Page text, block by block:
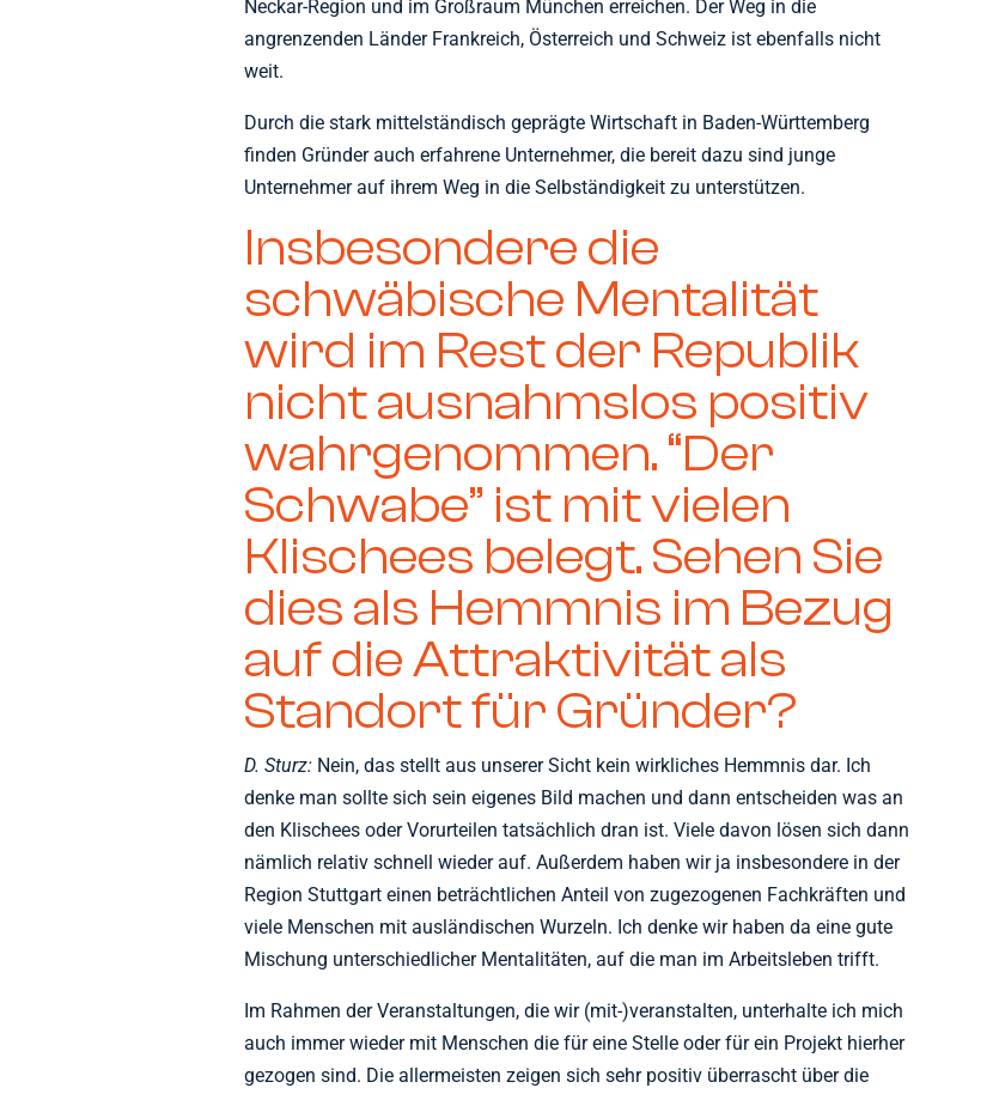
Neckar-Region und im Großraum München erreichen. Der Weg in die
angrenzenden Länder Frankreich, Österreich und Schweiz ist ebenfalls nicht
weit.
Durch die stark mittelständisch geprägte Wirtschaft in Baden-Württemberg
finden Gründer auch erfahrene Unternehmer, die bereit dazu sind junge
Unternehmer auf ihrem Weg in die Selbständigkeit zu unterstützen.
Insbesondere die
schwäbische Mentalität
wird im Rest der Republik
nicht ausnahmslos positiv
wahrgenommen. “Der
Schwabe” ist mit vielen
Klischees belegt. Sehen Sie
dies als Hemmnis im Bezug
auf die Attraktivität als
Standort für Gründer?
D. Sturz: Nein, das stellt aus unserer Sicht kein wirkliches Hemmnis dar. Ich
denke man sollte sich sein eigenes Bild machen und dann entscheiden was an
den Klischees oder Vorurteilen tatsächlich dran ist. Viele davon lösen sich dann
nämlich relativ schnell wieder auf. Außerdem haben wir ja insbesondere in der
Region Stuttgart einen beträchtlichen Anteil von zugezogenen Fachkräften und
viele Menschen mit ausländischen Wurzeln. Ich denke wir haben da eine gute
Mischung unterschiedlicher Mentalitäten, auf die man im Arbeitsleben trifft.
Im Rahmen der Veranstaltungen, die wir (mit-)veranstalten, unterhalte ich mich
auch immer wieder mit Menschen die für eine Stelle oder für ein Projekt hierher
gezogen sind. Die allermeisten zeigen sich sehr positiv überrascht über die